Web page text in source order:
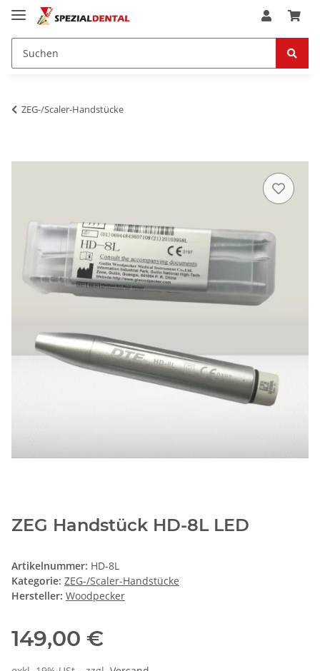
ZEG-/Scaler-Handstücke
ZEG Handstück HD-8L LED
Artikelnummer: HD-8L
Kategorie: ZEG-/Scaler-Handstücke
Hersteller: Woodpecker
149,00 €